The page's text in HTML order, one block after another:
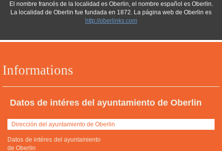
Informations
Datos de intéres del ayuntamiento de Oberlin
Dirección del ayuntamiento de Oberlin
Datos de intéres del ayuntamiento
de Oberlin
El nombre francés de la localidad es Oberlin, el nombre español es Oberlin.
La localidad de Oberlin fue fundada en 1872. La página web de Oberlin es
http://oberlinks.com